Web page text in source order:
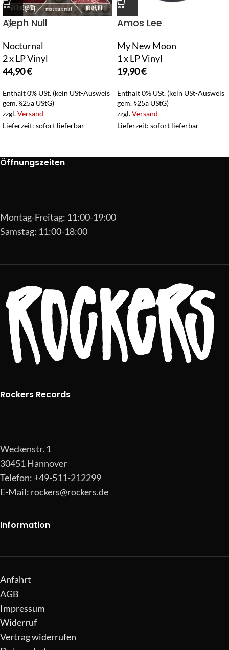
Aleph Null
Nocturnal
2 x LP Vinyl
44,90€
Enthält 0% USt. (kein USt-Ausweis
gem. §25a UStG)
zzgl.Versand
Lieferzeit: sofort lieferbar
Amos Lee
My New Moon
1 x LP Vinyl
19,90€
Enthält 0% USt. (kein USt-Ausweis
gem. §25a UStG)
zzgl.Versand
Lieferzeit: sofort lieferbar
Öffnungszeiten
Montag-Freitag: 11:00-19:00
Samstag: 11:00-18:00
Rockers Records
Weckenstr. 1
30451 Hannover
Telefon: +49-511-212299
E-Mail: rockers@rockers.de
Information
Anfahrt
AGB
Impressum
Widerruf
Vertrag widerrufen